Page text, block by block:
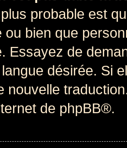
probable est
ou bien que
Essayez de
langue désirée. Si
nouvelle
de phpBB®.